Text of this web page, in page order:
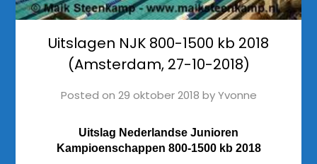
Uitslagen NJK 800-1500 kb 2018
(Amsterdam, 27-10-2018)
Posted on 29 oktober 2018 byYvonne
Uitslag Nederlandse Junioren
Kampioenschappen 800-1500 kb 2018